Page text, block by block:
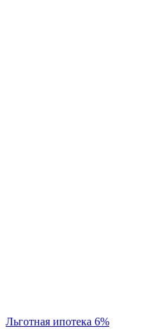
Льготная ипотека 6%